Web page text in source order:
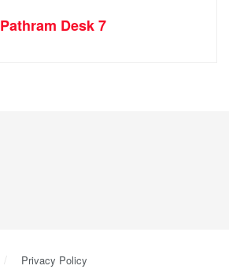
Pathram Desk 7
Privacy Policy